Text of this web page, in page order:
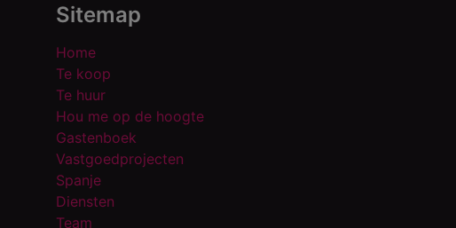
Sitemap
Home
Te koop
Te huur
Hou me op de hoogte
Gastenboek
Vastgoedprojecten
Spanje
Diensten
Team